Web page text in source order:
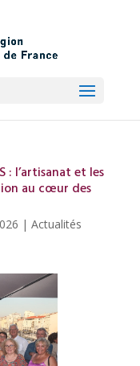
: l’artisanat et les
au cœur des
| Actualités